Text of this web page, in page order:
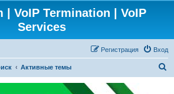
| VoIP Termination | VoIP
Services
Вход
Регистрация
Активные темы